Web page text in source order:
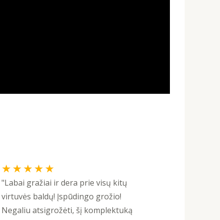
★ ★ ★ ★ ★
5
out
of
"Labai gražiai ir dera prie visų kitų
virtuvės baldų! Įspūdingo grožio!
Negaliu atsigrožėti, šį komplektuką